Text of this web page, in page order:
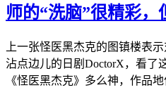
师的“洗脑”很精彩，
上一张怪医黑杰克的图镇楼表
沾点边儿的日剧DoctorX，看了
《怪医黑杰克》多么神，作品